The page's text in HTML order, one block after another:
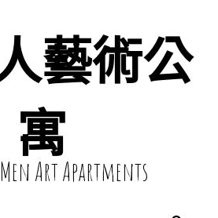
藝術公
寓
Art Apartments